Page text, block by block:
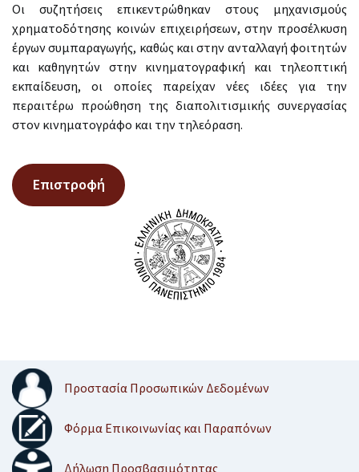
Οι συζητήσεις επικεντρώθηκαν στους μηχανισμούς
χρηματοδότησης κοινών επιχειρήσεων, στην προσέλκυση
έργων συμπαραγωγής, καθώς και στην ανταλλαγή φοιτητών
και καθηγητών στην κινηματογραφική και τηλεοπτική
εκπαίδευση, οι οποίες παρείχαν νέες ιδέες για την
περαιτέρω προώθηση της διαπολιτισμικής συνεργασίας
στον κινηματογράφο και την τηλεόραση.
Επιστροφή
Προστασία Προσωπικών Δεδομένων
Φόρμα Επικοινωνίας και Παραπόνων